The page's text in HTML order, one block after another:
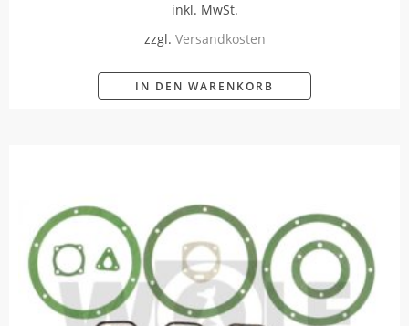
inkl. MwSt.
zzgl. Versandkosten
IN DEN WARENKORB